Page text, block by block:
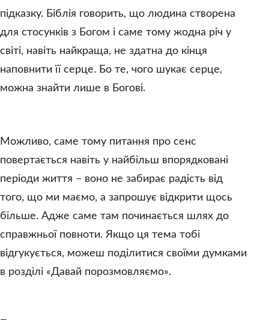
підказку. Біблія говорить, що людина створена
для стосунків з Богом і саме тому жодна річ у
світі, навіть найкраща, не здатна до кінця
наповнити її серце. Бо те, чого шукає серце,
можна знайти лише в Богові.
Можливо, саме тому питання про сенс
повертається навіть у найбільш впорядковані
періоди життя – воно не забирає радість від
того, що ми маємо, а запрошує відкрити щось
більше. Адже саме там починається шлях до
справжньої повноти. Якщо ця тема тобі
відгукується, можеш поділитися своїми думками
в розділі «Давай порозмовляємо».